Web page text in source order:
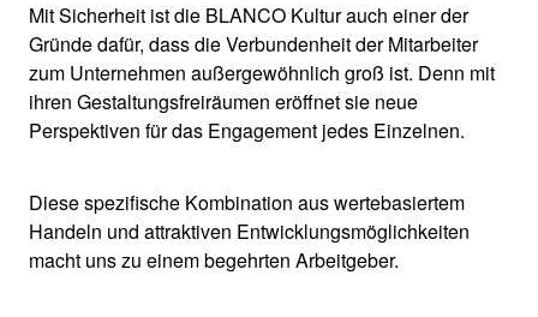
Mit Sicherheit ist die BLANCO Kultur auch einer der
Gründe dafür, dass die Verbundenheit der Mitarbeiter
zum Unternehmen außergewöhnlich groß ist. Denn mit
ihren Gestaltungsfreiräumen eröffnet sie neue
Perspektiven für das Engagement jedes Einzelnen.
Diese spezifische Kombination aus wertebasiertem
Handeln und attraktiven Entwicklungsmöglichkeiten
macht uns zu einem begehrten Arbeitgeber.